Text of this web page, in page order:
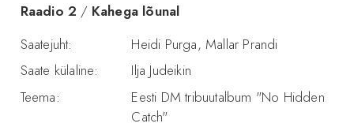
Raadio 2 / Kahega lõunal
Saatejuht:
Heidi Purga, Mallar Prandi
Saate külaline:
Ilja Judeikin
Teema:
Eesti DM tribuutalbum "No Hidden
Catch"